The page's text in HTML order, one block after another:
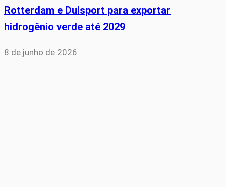
Rotterdam e Duisport para exportar
hidrogênio verde até 2029
8 de junho de 2026